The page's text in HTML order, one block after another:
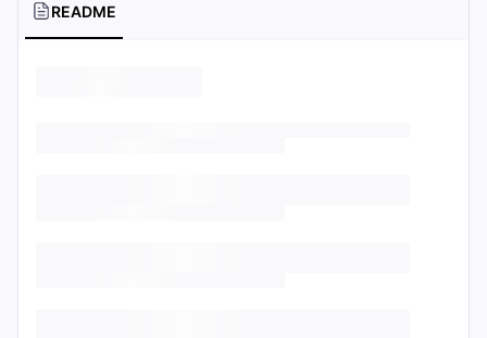
README